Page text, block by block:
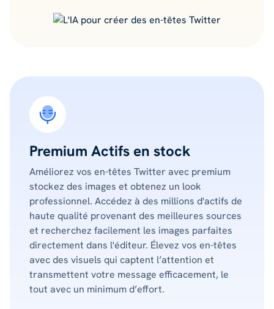
Premium Actifs en stock
Améliorez vos en-têtes Twitter avec premium
stockez des images et obtenez un look
professionnel. Accédez à des millions d'actifs de
haute qualité provenant des meilleures sources
et recherchez facilement les images parfaites
directement dans l'éditeur. Élevez vos en-têtes
avec des visuels qui captent l’attention et
transmettent votre message efficacement, le
tout avec un minimum d’effort.